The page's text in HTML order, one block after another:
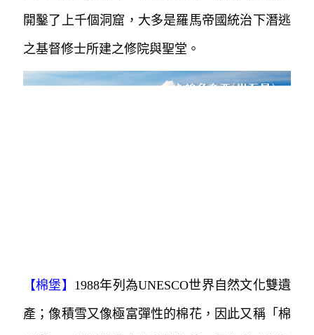
開鑿了上千個洞窟，大多是羅馬帝國統治下潛逃
之基督修士所建之修院與聖堂。
【棉堡 】 1988年列為UNESCO世界自然文化雙遺
產；像積雪又像極富彈性的棉花，因此又稱「棉